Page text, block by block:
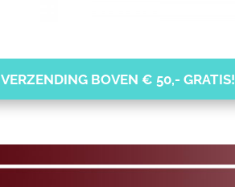
VERZENDING BOVEN € 50,- GRATIS!